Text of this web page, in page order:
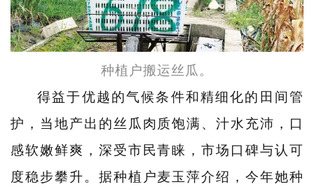
种植户搬运丝瓜。
得益于优越的气候条件和精细化的田间管
护，当地产出的丝瓜肉质饱满、汁水充沛，口
感软嫩鲜爽，深受市民青睐，市场口碑与认可
度稳步攀升。据种植户麦玉萍介绍，今年她种